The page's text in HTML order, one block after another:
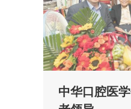
中华口腔医